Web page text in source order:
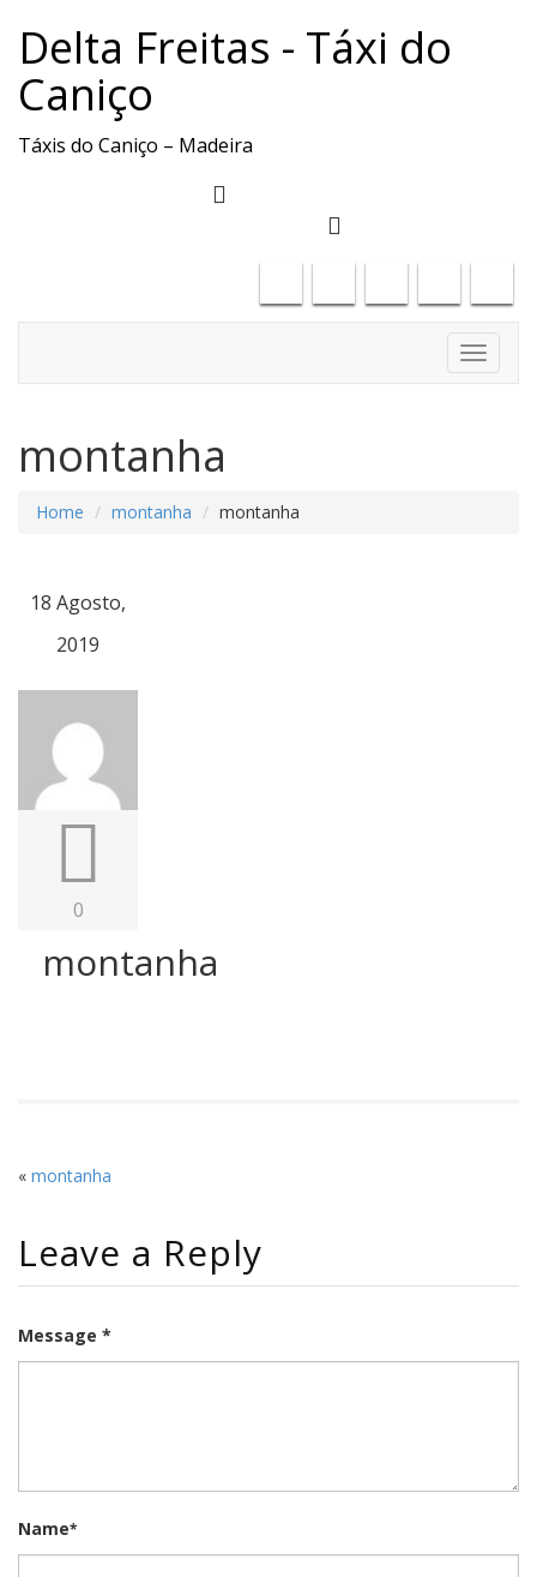
Delta Freitas - Táxi do
Caniço
Táxis do Caniço – Madeira
Toggle
montanha
Home montanha montanha
18 Agosto,
2019
0
montanha
« montanha
Leave a Reply
Message *
Name*